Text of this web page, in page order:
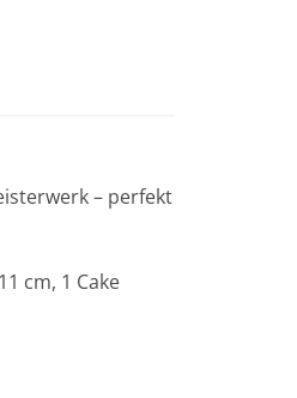
– perfekt
cm, 1 Cake